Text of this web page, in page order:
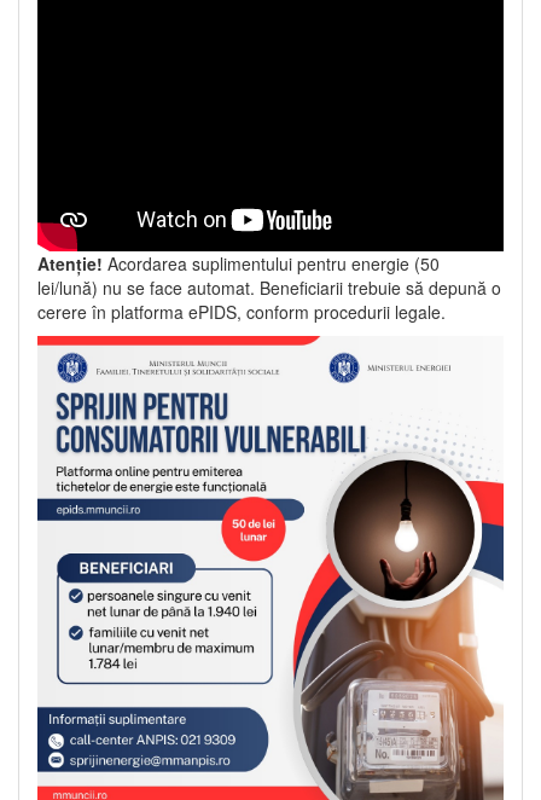
Atenție! Acordarea suplimentului pentru energie (50
lei/lună) nu se face automat. Beneficiarii trebuie să depună o
cerere în platforma ePIDS, conform procedurii legale.